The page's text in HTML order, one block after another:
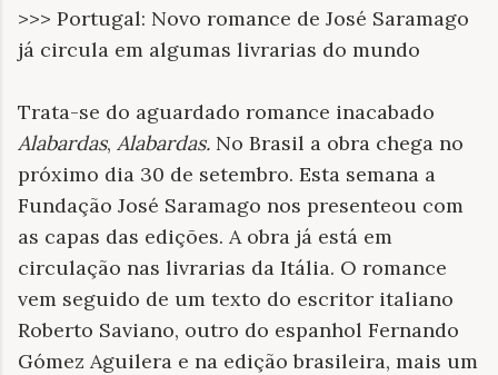
>>> Portugal: Novo romance de José Saramago
já circula em algumas livrarias do mundo
Trata-se do aguardado romance inacabado
Alabardas, Alabardas. No Brasil a obra chega no
próximo dia 30 de setembro. Esta semana a
Fundação José Saramago nos presenteou com
as capas das edições. A obra já está em
circulação nas livrarias da Itália. O romance
vem seguido de um texto do escritor italiano
Roberto Saviano, outro do espanhol Fernando
Gómez Aguilera e na edição brasileira, mais um